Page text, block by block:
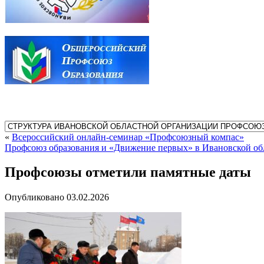
« Всероссийский онлайн-семинар «Профсоюзный компас»
Профсоюз образования и «Движение первых» в Ивановской
Профсоюзы отметили памятные даты
Опубликовано 03.02.2026